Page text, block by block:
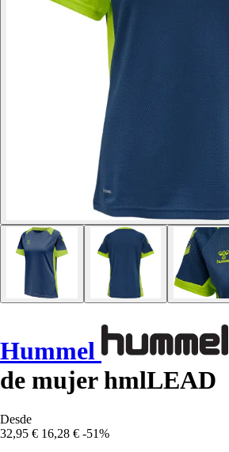
Hummel
de mujer hmlLEAD
Desde
32,95 € 16,28 € -51%